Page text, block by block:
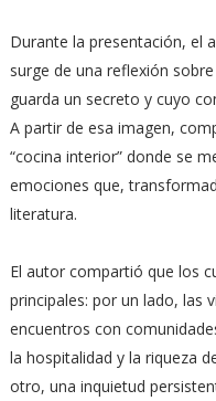
Durante la presentación, el
surge de una reflexión
guarda un secreto y cuyo
A partir de esa imagen,
“cocina interior” donde se
emociones que,
literatura.
El autor compartió que los
principales: por un lado, las
encuentros con
la hospitalidad y la riqueza
otro, una inquietud